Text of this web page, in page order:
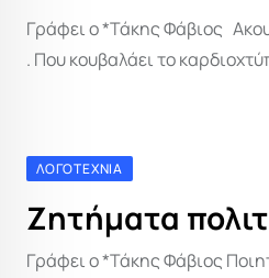
Γράφει ο *Τάκης Φάβιος
. Που κουβαλάει το
ΛΟΓΟΤΕΧΝΊΑ
Ζητήματα
Γράφει ο *Τάκης Φάβιος